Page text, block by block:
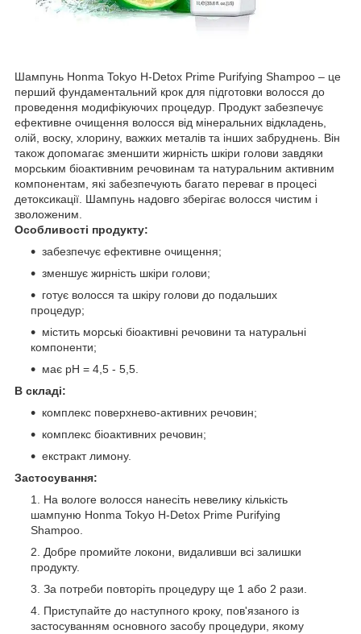
Шампунь Honma Tokyo H-Detox Prime Purifying Shampoo – це
перший фундаментальний крок для підготовки волосся до
проведення модифікуючих процедур. Продукт забезпечує
ефективне очищення волосся від мінеральних відкладень,
олій, воску, хлорину, важких металів та інших забруднень. Він
також допомагає зменшити жирність шкіри голови завдяки
морським біоактивним речовинам та натуральним активним
компонентам, які забезпечують багато переваг в процесі
детоксикації. Шампунь надовго зберігає волосся чистим і
зволоженим.
Особливості продукту:
забезпечує ефективне очищення;
зменшує жирність шкіри голови;
готує волосся та шкіру голови до подальших
процедур;
містить морські біоактивні речовини та натуральні
компоненти;
має pН = 4,5 - 5,5.
В складі:
комплекс поверхнево-активних речовин;
комплекс біоактивних речовин;
екстракт лимону.
Застосування:
На вологе волосся нанесіть невелику кількість
шампуню Honma Tokyo H-Detox Prime Purifying
Shampoo.
Добре промийте локони, видаливши всі залишки
продукту.
За потреби повторіть процедуру ще 1 або 2 рази.
Приступайте до наступного кроку, пов'язаного із
застосуванням основного засобу процедури, якому